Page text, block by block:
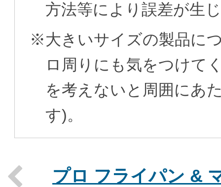
方法等により誤差が生
※大きいサイズの製品に
ロ周りにも気をつけて
を考えないと周囲にあ
す)。
プロ フライパン &